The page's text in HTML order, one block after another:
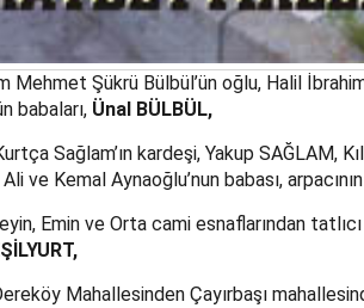
Mehmet Şükrü Bülbül’ün oğlu, Halil
babaları, Ünal BÜLBÜL,
Sağlam’ın kardeşi, Yakup SAĞLAM,
Ali ve Kemal Aynaoğlu’nun babası,
Emin ve Orta cami esnaflarından
Mahallesinden Çayırbaşı